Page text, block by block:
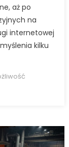
aż po
na
internetowej
kilku